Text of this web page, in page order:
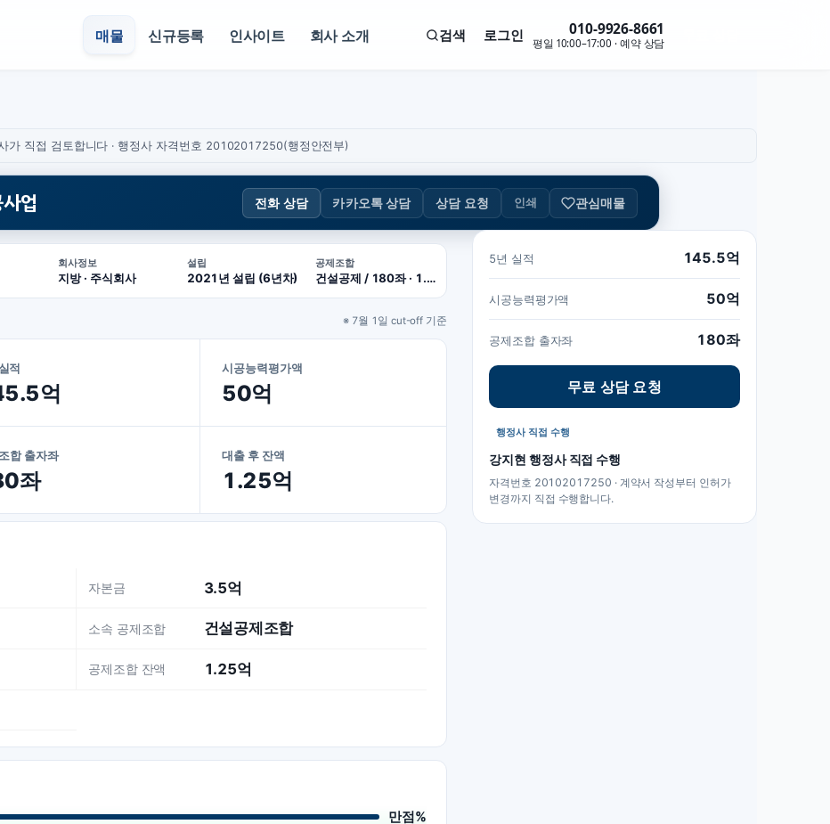
검색 로그인 010-9926-8661
평일 10:00–17:00 · 예약 상담
매물 신규등록 인사이트 회사 소개
가 직접 검토합니다 · 행정사 자격번호 20102017250(행정안전부)
업 전화 상담 카카오톡 상담 상담 요청 인쇄 관심매물
회사정보
지방 · 주식회사
설립
2021년 설립 (6년차)
공제조합
건설공제 / 180좌 · 1.25억
※ 7월 1일 cut-off 기준
적
억
시공능력평가액
50억
합 출자좌
좌
대출 후 잔액
1.25억
자본금 3.5억
소속 공제조합 건설공제조합
공제조합 잔액 1.25억
만점%
5년 실적 145.5억
시공능력평가액 50억
공제조합 출자좌 180좌
무료 상담 요청
행정사 직접 수행
강지현 행정사 직접 수행
자격번호 20102017250 · 계약서 작성부터 인허가
변경까지 직접 수행합니다.